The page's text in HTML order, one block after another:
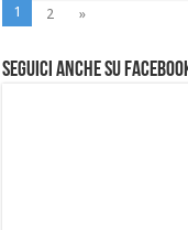
1 2 »
Seguici anche su